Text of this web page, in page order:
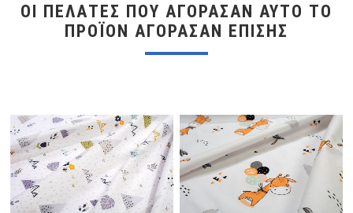
ΟΙ ΠΕΛΆΤΕΣ ΠΟΥ ΑΓΌΡΑΣΑΝ ΑΥΤΌ ΤΟ
ΠΡΟΪΌΝ ΑΓΌΡΑΣΑΝ ΕΠΊΣΗΣ